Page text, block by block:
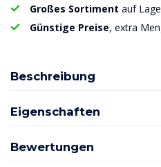
Großes Sortiment auf
Günstige Preise, extra
Beschreibung
Eigenschaften
Bewertungen